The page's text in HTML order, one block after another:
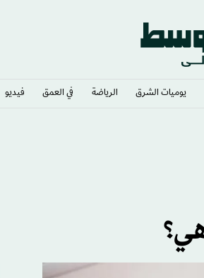
يوميات الشرق​ الرياضة في العمق فيديو